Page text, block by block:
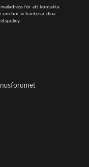
för att kontakta
om hur vi hanterar dina
.